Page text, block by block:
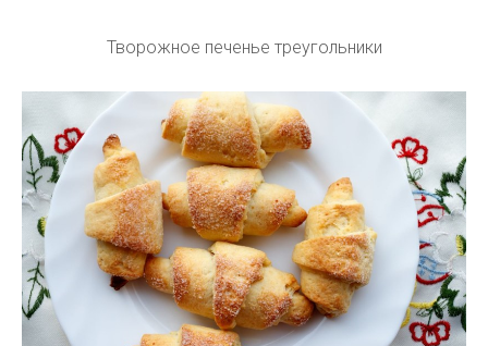
Творожное печенье треугольники